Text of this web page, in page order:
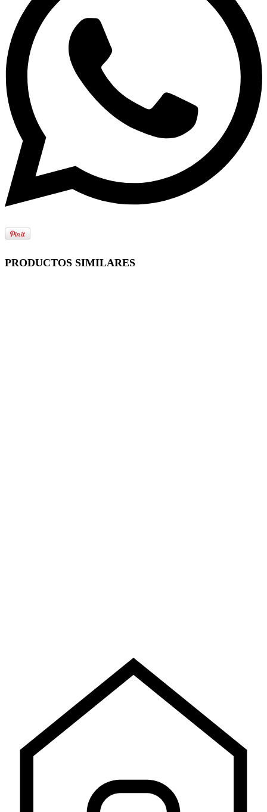
PRODUCTOS SIMILARES